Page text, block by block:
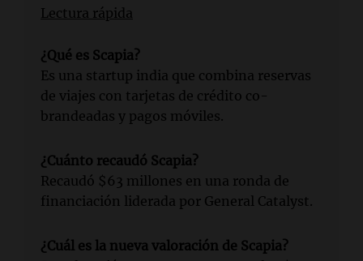
Lectura rápida
¿Qué es Scapia?
Es una startup india que combina reservas
de viajes con tarjetas de crédito co-
brandeadas y pagos móviles.
¿Cuánto recaudó Scapia?
Recaudó $63 millones en una ronda de
financiación liderada por General Catalyst.
¿Cuál es la nueva valoración de Scapia?